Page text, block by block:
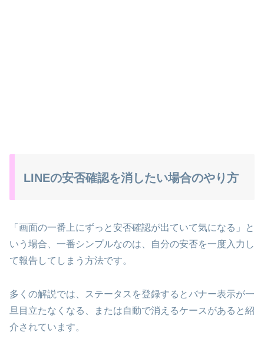
LINEの安否確認を消したい場合のやり方
「画面の一番上にずっと安否確認が出ていて気になる」と
いう場合、一番シンプルなのは、自分の安否を一度入力し
て報告してしまう方法です。
多くの解説では、ステータスを登録するとバナー表示が一
旦目立たなくなる、または自動で消えるケースがあると紹
介されています。